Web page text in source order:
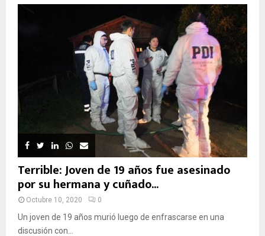
Terrible: Joven de 19 años fue asesinado
por su hermana y cuñado...
Octubre 10, 2020 0
Un joven de 19 años murió luego de enfrascarse en una
discusión con...